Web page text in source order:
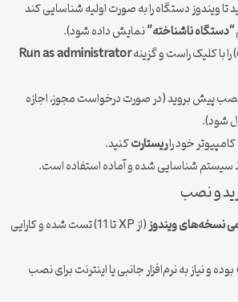
ویندوز دستگاه را به صورت اولیه شناسایی کند
“دستگاه ناشناخته”نمایش داده شود).
Run as administrator
پیش بروید (در صورت درخواست مجوز، اجازه
شود).
خود راریستارتکنید.
سیستم شناسایی شده و آماده استفاده است.
و نصب
نسخه‌های ویندوز
(از XP تا 11) تست شده و کارایی
بوده و نیاز به نرم‌افزار جانبی یا اینترنت برای نصب